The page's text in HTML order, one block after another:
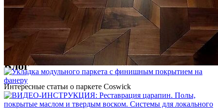
Услуги по реставрации паркета
1 500 ₽
Блог
Интересные статьи о паркете Coswick